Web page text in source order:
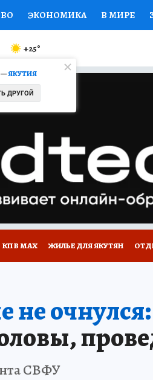
ЭКОНОМИКА В МИРЕ
Я ЗНАЮ СЕМЬЯ
СЕРИАЛЫ
КОНКУРСЫ
—ЯКУТИЯ
ДРУГОЙ
+25°
КП В МАХ ЖИЛЬЕ ДЛЯ ЯКУТЯН
не очнулся:
СВФУ